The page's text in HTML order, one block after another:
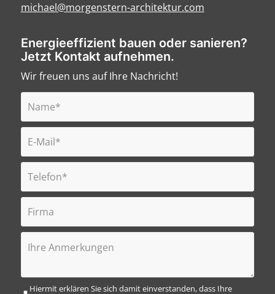
michael@morgenstern-architektur.com
Energieeffizient bauen oder sanieren?
Jetzt Kontakt aufnehmen.
Wir freuen uns auf Ihre Nachricht!
Hiermit erklären Sie sich damit einverstanden, dass Ihre